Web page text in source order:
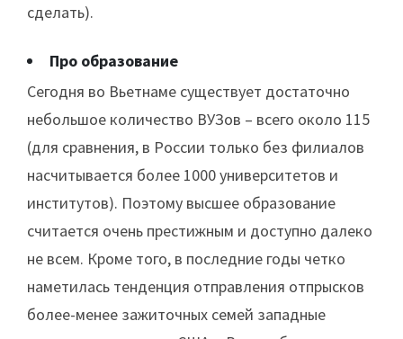
сделать).
Про образование
Сегодня во Вьетнаме существует достаточно
небольшое количество ВУЗов – всего около 115
(для сравнения, в России только без филиалов
насчитывается более 1000 университетов и
институтов). Поэтому высшее образование
считается очень престижным и доступно далеко
не всем. Кроме того, в последние годы четко
наметилась тенденция отправления отпрысков
более-менее зажиточных семей западные